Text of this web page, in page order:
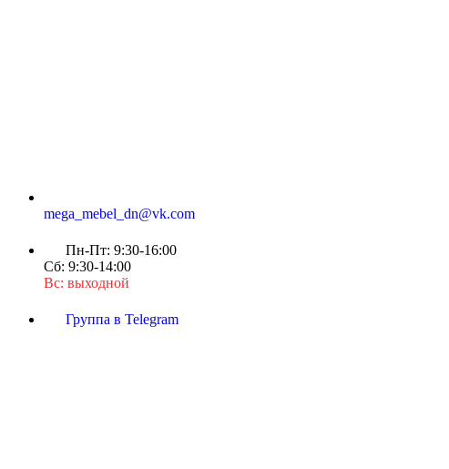
mega_mebel_dn@vk.com
Пн-Пт: 9:30-16:00
Сб: 9:30-14:00
Вс: выходной
Группа в Telegram